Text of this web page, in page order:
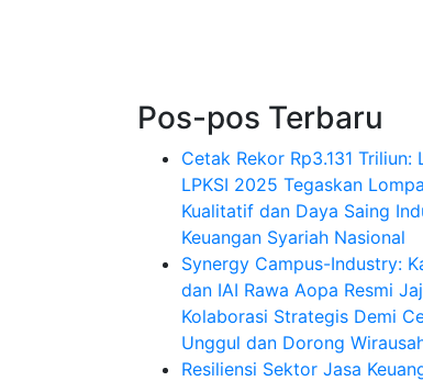
Pos-pos Terbaru
Cetak Rekor Rp3.131 Triliun:
LPKSI 2025 Tegaskan
Kualitatif dan Daya Saing
Keuangan Syariah Nasional
Synergy Campus-Industry:
dan IAI Rawa Aopa Resmi
Kolaborasi Strategis Demi
Unggul dan Dorong
Resiliensi Sektor Jasa